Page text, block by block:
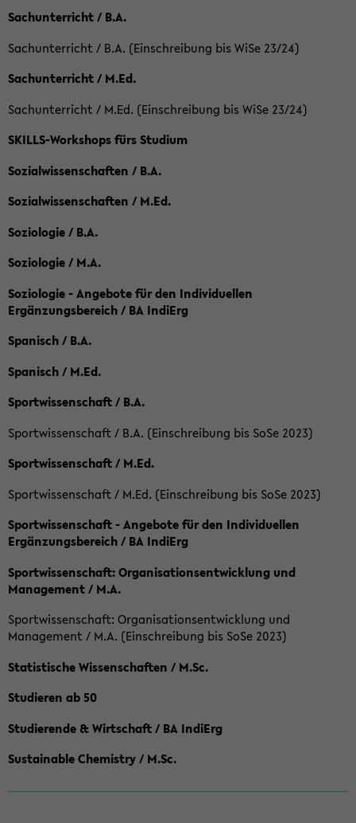
Sachunterricht / B.A.
Sachunterricht / B.A. (Einschreibung bis WiSe 23/24)
Sachunterricht / M.Ed.
Sachunterricht / M.Ed. (Einschreibung bis WiSe 23/24)
SKILLS-Workshops fürs Studium
Sozialwissenschaften / B.A.
Sozialwissenschaften / M.Ed.
Soziologie / B.A.
Soziologie / M.A.
Soziologie - Angebote für den Individuellen
Ergänzungsbereich / BA IndiErg
Spanisch / B.A.
Spanisch / M.Ed.
Sportwissenschaft / B.A.
Sportwissenschaft / B.A. (Einschreibung bis SoSe 2023)
Sportwissenschaft / M.Ed.
Sportwissenschaft / M.Ed. (Einschreibung bis SoSe 2023)
Sportwissenschaft - Angebote für den Individuellen
Ergänzungsbereich / BA IndiErg
Sportwissenschaft: Organisationsentwicklung und
Management / M.A.
Sportwissenschaft: Organisationsentwicklung und
Management / M.A. (Einschreibung bis SoSe 2023)
Statistische Wissenschaften / M.Sc.
Studieren ab 50
Studierende & Wirtschaft / BA IndiErg
Sustainable Chemistry / M.Sc.